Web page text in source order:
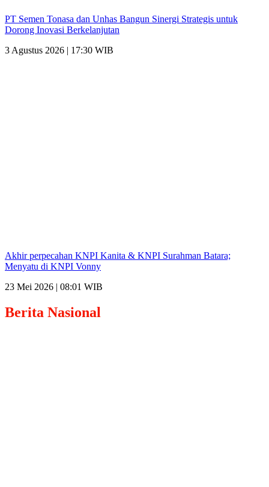
PT Semen Tonasa dan Unhas Bangun Sinergi Strategis untuk
Dorong Inovasi Berkelanjutan
3 Agustus 2026 | 17:30 WIB
Akhir perpecahan KNPI Kanita & KNPI Surahman Batara;
Menyatu di KNPI Vonny
23 Mei 2026 | 08:01 WIB
Berita Nasional